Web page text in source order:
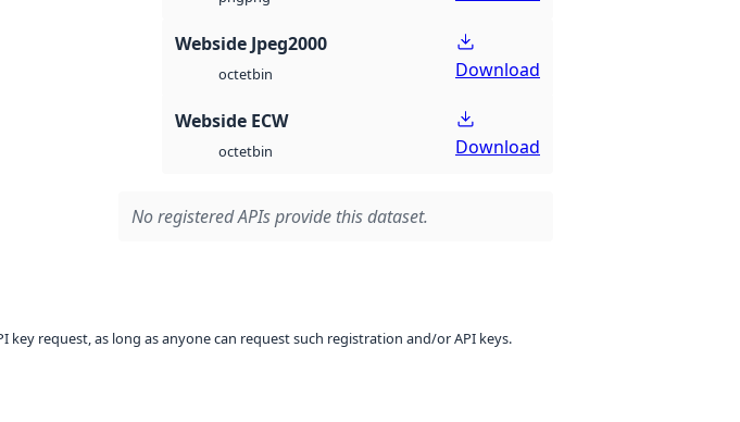
Webside Jpeg2000
octetbin Download
Webside ECW
octetbin Download
No registered APIs provide this dataset.
request, as long as anyone can request such registration and/or API keys.